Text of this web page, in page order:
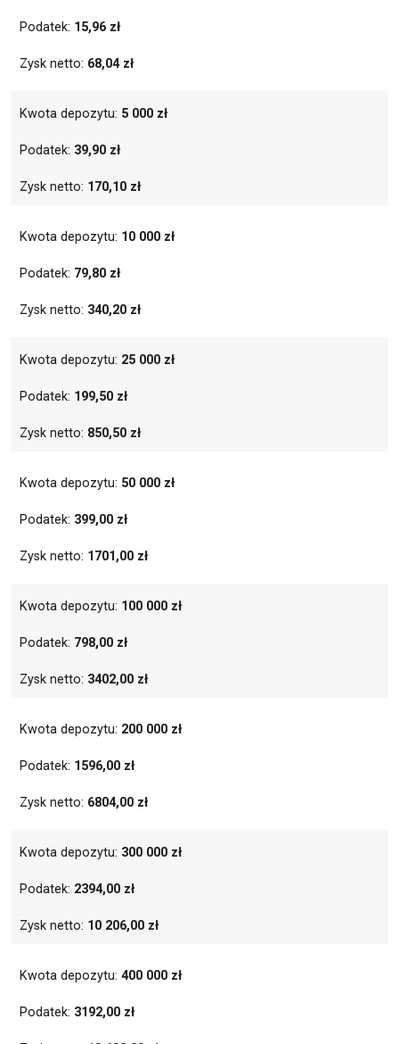
Podatek: 15,96 zł
Zysk netto: 68,04 zł
Kwota depozytu: 5 000 zł
Podatek: 39,90 zł
Zysk netto: 170,10 zł
Kwota depozytu: 10 000 zł
Podatek: 79,80 zł
Zysk netto: 340,20 zł
Kwota depozytu: 25 000 zł
Podatek: 199,50 zł
Zysk netto: 850,50 zł
Kwota depozytu: 50 000 zł
Podatek: 399,00 zł
Zysk netto: 1701,00 zł
Kwota depozytu: 100 000 zł
Podatek: 798,00 zł
Zysk netto: 3402,00 zł
Kwota depozytu: 200 000 zł
Podatek: 1596,00 zł
Zysk netto: 6804,00 zł
Kwota depozytu: 300 000 zł
Podatek: 2394,00 zł
Zysk netto: 10 206,00 zł
Kwota depozytu: 400 000 zł
Podatek: 3192,00 zł